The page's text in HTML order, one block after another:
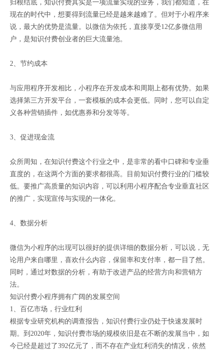
归根结底，知识付费其实是一项流量实现的业务，我们都知道，在
现在的时代中，想要得到流量已经是越来越难了。但对于小程序来
说，最大的优势是流量。以微信为依托，直接享受12亿多微信用
户，是知识付费创业者的巨大流量池。
2、节约成本
与应用程序开发相比，小程序在开发成本和周期上都有优势。如果
选择第三方开发平台，一套模板的成本会更低。同时，您可以自定
义各种营销插件，如优惠券和分发等等。
3、促进现金流
众所周知，在知识付费这个行业之中，是非常的看中口碑和专业垂
直度的，在这两个方面的要求都很高。目前知识付费行业的门槛较
低。要推广高质量的知识内容，可以利用小程序配合专业垂直社区
的推广，实现宣传与实现的一体化。
4、数据分析
微信为小程序的出现可以很好的提供详细的数据分析，可以说，无
论用户来自哪里，喜欢什么内容，保留率和支付率，都一目了然。
同时，通过对数据的分析，有助于改进产品的经营方向和营销方
法。
知识付费小程序拥有广阔的发展空间
1、百亿市场，行业红利
根据专业研究机构的调查报告，知识付费行业仍处于快速发展时
期。到2020年，知识付费市场的规模依旧是在不断的发展当中，如
今已经是超过了392亿元了，而不存在产业红利消失的情况，依然